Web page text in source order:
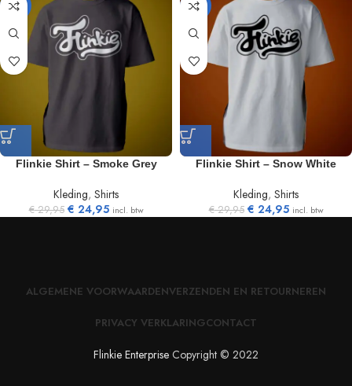
-17%
Flinkie Shirt – Smoke Grey
Kleding, Shirts
€29,95 € 24,95 incl. btw
-17%
Flinkie Shirt – Snow White
Kleding, Shirts
€29,95 € 24,95 incl. btw
ALGEMENE VOORWAARDENVERZENDEN EN RETOURNEREN
PRIVACY VERKLARINGCONTACT
Flinkie Enterprise Copyright © 2022